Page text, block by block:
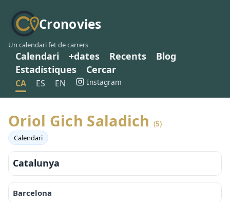
Cronovies
Un calendari fet de carrers
Calendari +dates Recents
Blog
Estadístiques
Cercar
CA ES EN Instagram
Oriol Gich Saladich (5)
Calendari
Catalunya
Barcelona